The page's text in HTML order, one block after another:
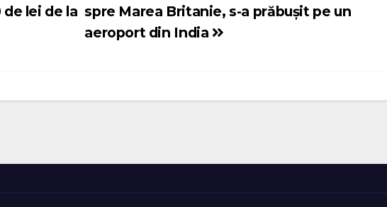
spre Marea Britanie, s-a prăbușit pe un
aeroport din India
lei de la